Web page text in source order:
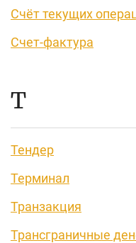
Счёт текущих
Счет-фактура
Т
Тендер
Терминал
Транзакция
Трансграничные